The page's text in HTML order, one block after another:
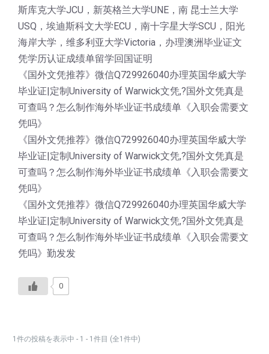
斯库克大学JCU，新英格兰大学UNE，南 昆士兰大学
USQ，埃迪斯科文大学ECU，南十字星大学SCU，阳光
海岸大学，维多利亚大学Victoria，办理澳洲毕业证文
凭学历认证成绩单留学回国证明
《国外文凭推荐》微信Q729926040办理英国华威大学
毕业证|定制University of Warwick文凭,?国外文凭真是
可查吗？怎么制作海外毕业证书成绩单《入职会需要文
凭吗》
《国外文凭推荐》微信Q729926040办理英国华威大学
毕业证|定制University of Warwick文凭,?国外文凭真是
可查吗？怎么制作海外毕业证书成绩单《入职会需要文
凭吗》
《国外文凭推荐》微信Q729926040办理英国华威大学
毕业证|定制University of Warwick文凭,?国外文凭真是
可查吗？怎么制作海外毕业证书成绩单《入职会需要文
凭吗》勤发发
0
1件の投稿を表示中 - 1 - 1件目 (全1件中)